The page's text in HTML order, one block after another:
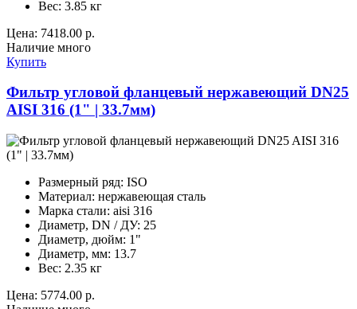
Вес: 3.85 кг
Цена: 7418.00 р.
Наличие много
Купить
Фильтр угловой фланцевый нержавеющий DN25
AISI 316 (1" | 33.7мм)
Размерный ряд: ISO
Материал: нержавеющая сталь
Марка стали: aisi 316
Диаметр, DN / ДУ: 25
Диаметр, дюйм: 1"
Диаметр, мм: 13.7
Вес: 2.35 кг
Цена: 5774.00 р.